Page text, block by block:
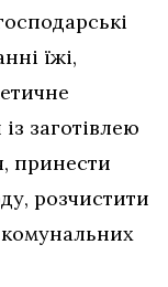
їжі,
заготівлею
принести
розчистити